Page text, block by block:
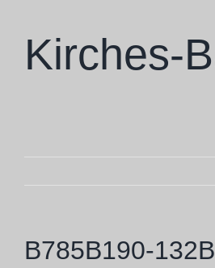
springenKirches-
B785B190-